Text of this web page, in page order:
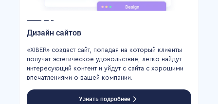
Дизайн сайтов
«XIBER» создаст сайт, попадая на который клиенты
получат эстетическое удовольствие, легко найдут
интересующий контент и уйдут с сайта с хорошими
впечатлениями о вашей компании.
Узнать подробнее